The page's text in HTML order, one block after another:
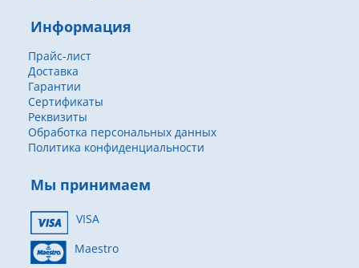
Информация
Прайс-лист
Доставка
Гарантии
Сертификаты
Реквизиты
Обработка персональных данных
Политика конфиденциальности
Мы принимаем
VISA
Maestro